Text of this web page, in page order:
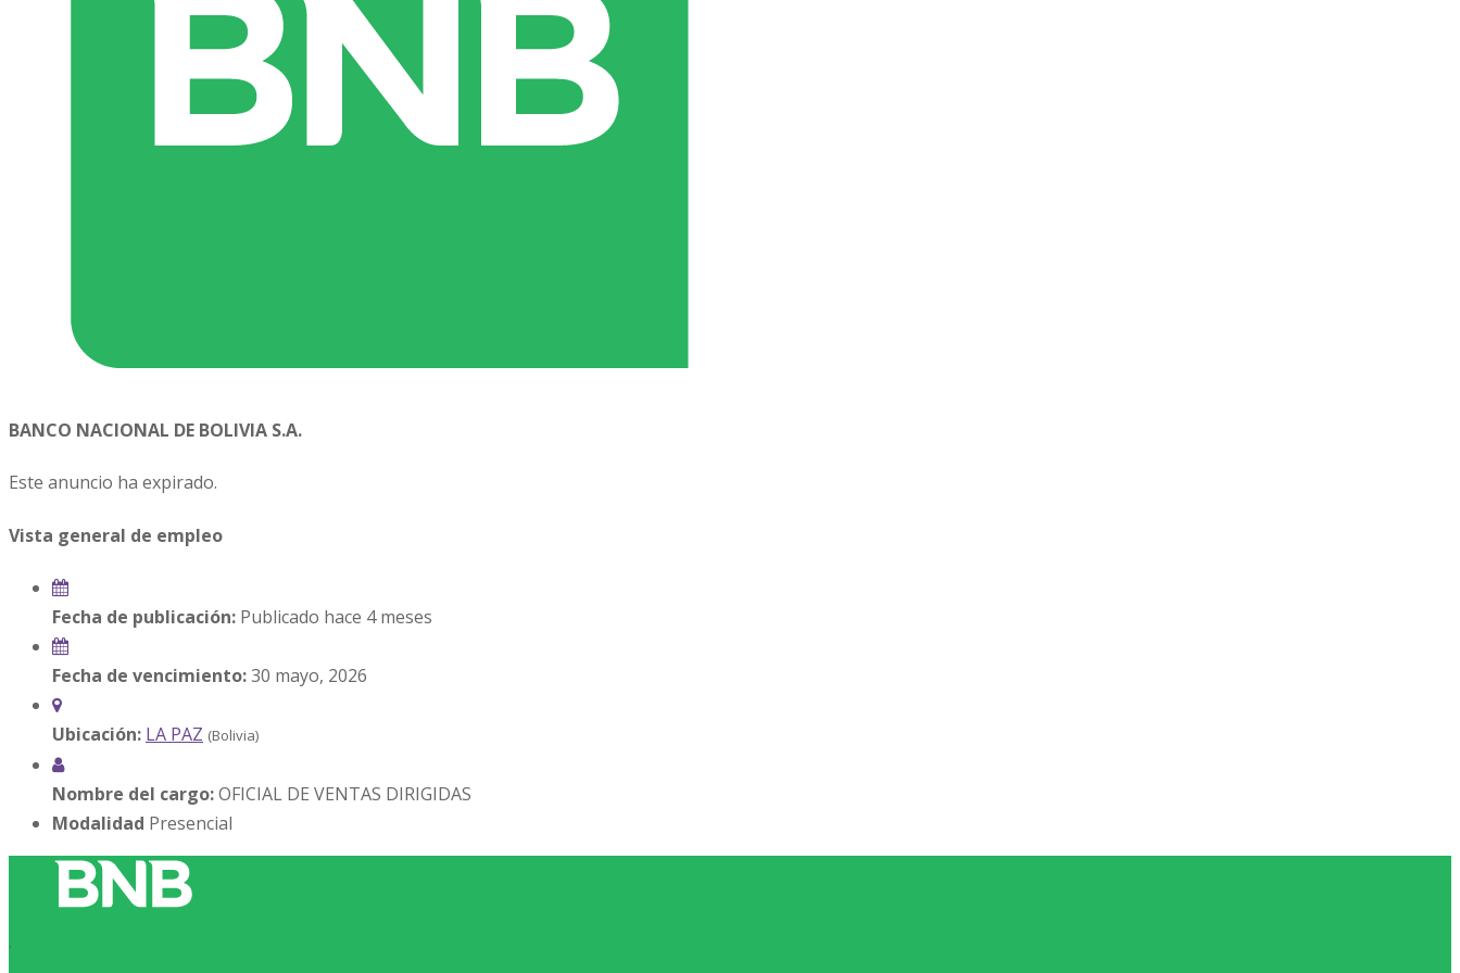
BANCO NACIONAL DE BOLIVIA S.A.
Este anuncio ha expirado.
Vista general de empleo
Fecha de publicación: Publicado hace 4 meses
Fecha de vencimiento:30 mayo, 2026
Ubicación: LA PAZ (Bolivia)
Nombre del cargo:OFICIAL DE VENTAS DIRIGIDAS
Modalidad Presencial
.